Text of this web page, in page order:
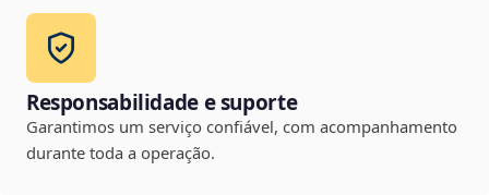
Responsabilidade e suporte
Garantimos um serviço confiável, com acompanhamento
durante toda a operação.